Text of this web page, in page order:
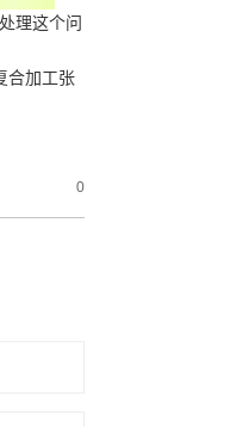
理这个问
合加工张
0